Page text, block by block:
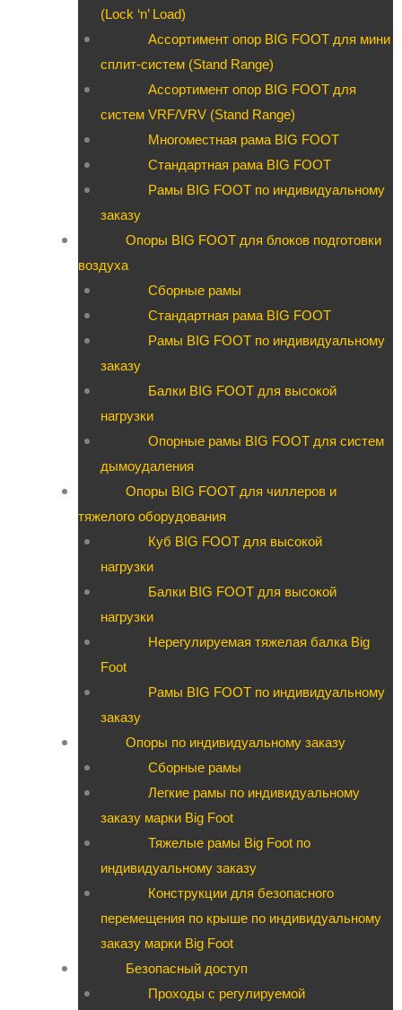
(Lock ‘n’ Load)
Ассортимент опор BIG FOOT для мини
сплит-систем (Stand Range)
Ассортимент опор BIG FOOT для
систем VRF/VRV (Stand Range)
Многоместная рама BIG FOOT
Стандартная рама BIG FOOT
Рамы BIG FOOT по индивидуальному
заказу
Опоры BIG FOOT для блоков подготовки
воздуха
Сборные рамы
Стандартная рама BIG FOOT
Рамы BIG FOOT по индивидуальному
заказу
Балки BIG FOOT для высокой
нагрузки
Опорные рамы BIG FOOT для систем
дымоудаления
Опоры BIG FOOT для чиллеров и
тяжелого оборудования
Куб BIG FOOT для высокой
нагрузки
Балки BIG FOOT для высокой
нагрузки
Нерегулируемая тяжелая балка Big
Foot
Рамы BIG FOOT по индивидуальному
заказу
Опоры по индивидуальному заказу
Сборные рамы
Легкие рамы по индивидуальному
заказу марки Big Foot
Тяжелые рамы Big Foot по
индивидуальному заказу
Конструкции для безопасного
перемещения по крыше по индивидуальному
заказу марки Big Foot
Безопасный доступ
Проходы с регулируемой